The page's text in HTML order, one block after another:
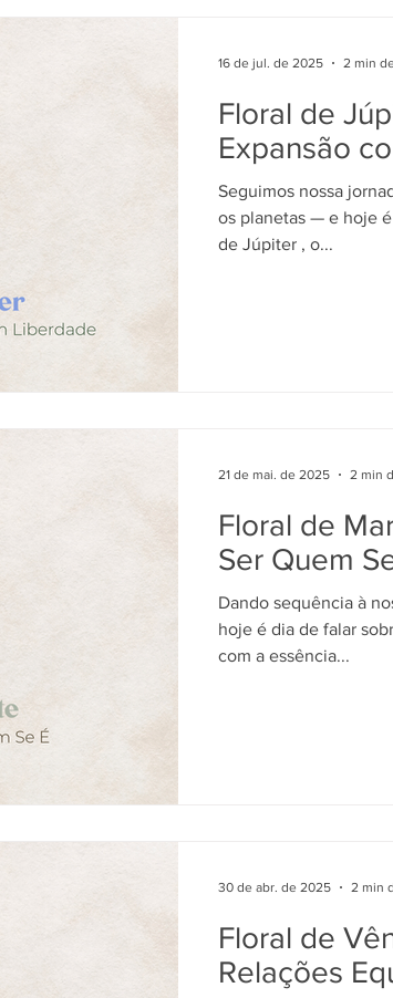
Floral de
Expansão
Seguimos nossa
os planetas — e hoje
de Júpiter , o...
16 de jul. de 2025 2 min
Floral de
Ser Quem
Dando sequência à
hoje é dia de falar sobre a
com a essência...
21 de mai. de 2025 2 min
Floral de
Relações
30 de abr. de 2025 2 min